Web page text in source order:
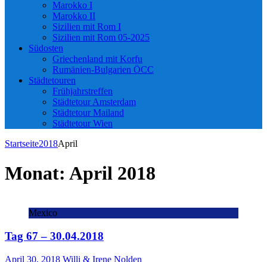
Marokko I
Marokko II
Sizilien mit Rom I
Sizilien mit Rom 05-2025
Südosten
Griechenland mit Korfu
Rumänien-Bulgarien ÖCC
Städtetouren
Frühjahrstreffen
Städtetour Amsterdam
Städtetour Mailand
Städtetour Wien
Startseite2018April
Monat: April 2018
Mexico
Tag 67 – 30.04.2018
April 30, 2018 Willi & Irene Nolden